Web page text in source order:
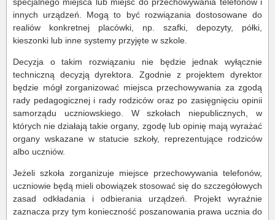
innych urządzeń. Mogą to być rozwiązania dostosowane do
realiów konkretnej placówki, np. szafki, depozyty, półki,
kieszonki lub inne systemy przyjęte w szkole.
Decyzja o takim rozwiązaniu nie będzie jednak wyłącznie
techniczną decyzją dyrektora. Zgodnie z projektem dyrektor
będzie mógł zorganizować miejsca przechowywania za zgodą
rady pedagogicznej i rady rodziców oraz po zasięgnięciu opinii
samorządu uczniowskiego. W szkołach niepublicznych, w
których nie działają takie organy, zgodę lub opinię mają wyrażać
organy wskazane w statucie szkoły, reprezentujące rodziców
albo uczniów.
Jeżeli szkoła zorganizuje miejsce przechowywania telefonów,
uczniowie będą mieli obowiązek stosować się do szczegółowych
zasad odkładania i odbierania urządzeń. Projekt wyraźnie
zaznacza przy tym konieczność poszanowania prawa ucznia do